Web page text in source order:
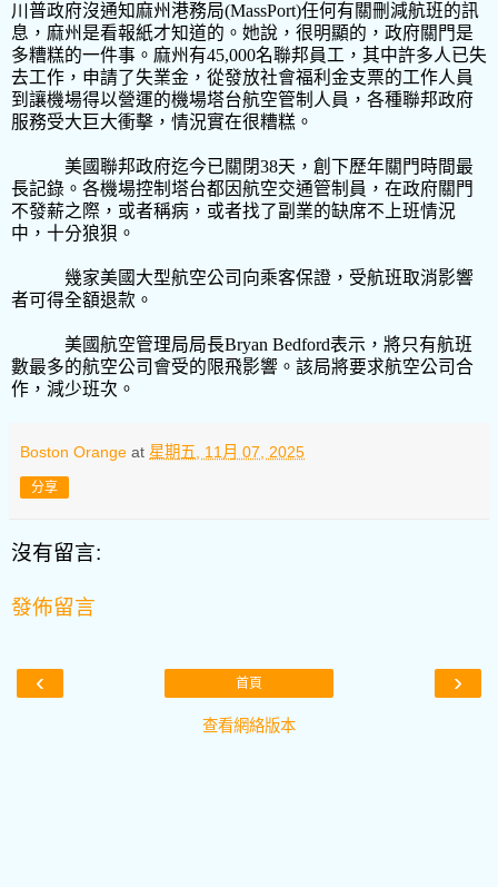
川普政府沒通知麻州港務局(MassPort)任何有關刪減航班的訊
息，麻州是看報紙才知道的。她說，很明顯的，政府關門是
多糟糕的一件事。麻州有45,000名聯邦員工，其中許多人已失
去工作，申請了失業金，從發放社會福利金支票的工作人員
到讓機場得以營運的機場塔台航空管制人員，各種聯邦政府
服務受大巨大衝擊，情況實在很糟糕。
美國聯邦政府迄今已關閉38天，創下歷年關門時間最
長記錄。各機場控制塔台都因航空交通管制員，在政府關門
不發薪之際，或者稱病，或者找了副業的缺席不上班情況
中，十分狼狽。
幾家美國大型航空公司向乘客保證，受航班取消影響
者可得全額退款。
美國航空管理局局長Bryan Bedford表示，將只有航班
數最多的航空公司會受的限飛影響。該局將要求航空公司合
作，減少班次。
Boston Orange at 星期五, 11月 07, 2025
分享
沒有留言:
發佈留言
‹ ›
首頁
查看網絡版本